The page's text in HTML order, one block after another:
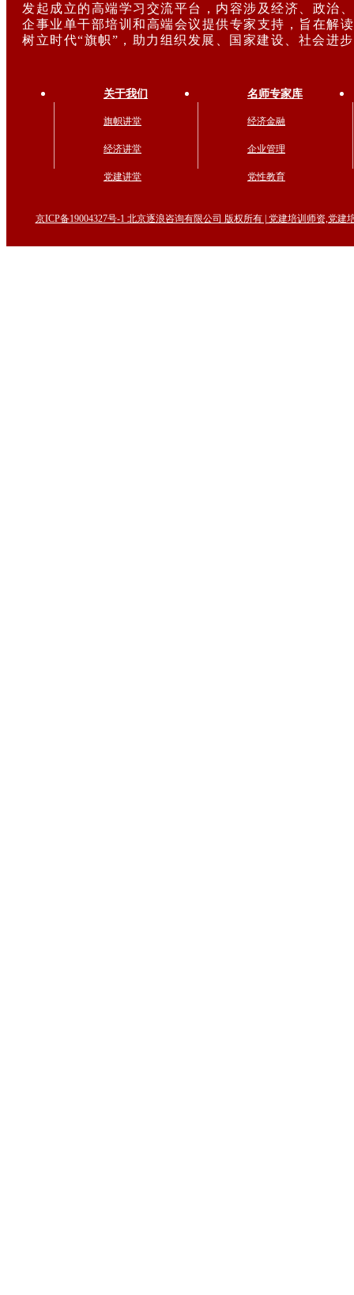
发起成立的高端学习交流平台，内容涉及经济、政治
企事业单干部培训和高端会议提供专家支持，旨在解
树立时代“旗帜”，助力组织发展、国家建设、社会进
关于我们
旗帜讲堂
经济讲堂
党建讲堂
名师专家库
经济金融
企业管理
党性教育
京ICP备19004327号-1 北京逐浪咨询有限公司 版权所有 | 党建培训师资,党